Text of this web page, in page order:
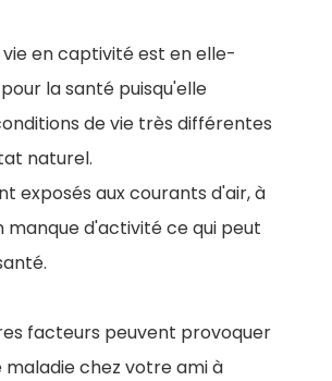
en captivité est en elle-
la santé puisqu'elle
de vie très différentes
naturel.
exposés aux courants d'air, à
manque d'activité ce qui peut
facteurs peuvent provoquer
chez votre ami à